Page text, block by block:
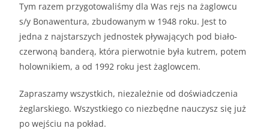
Tym razem przygotowaliśmy dla Was rejs na żaglowcu
s/y Bonawentura, zbudowanym w 1948 roku. Jest to
jedna z najstarszych jednostek pływających pod biało-
czerwoną banderą, która pierwotnie była kutrem, potem
holownikiem, a od 1992 roku jest żaglowcem.
Zapraszamy wszystkich, niezależnie od doświadczenia
żeglarskiego. Wszystkiego co niezbędne nauczysz się już
po wejściu na pokład.